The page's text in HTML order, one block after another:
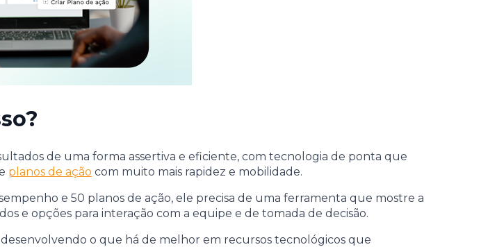
de uma forma assertiva e eficiente, com tecnologia de ponta que
planos de ação com muito mais rapidez e mobilidade.
e 50 planos de ação, ele precisa de uma ferramenta que mostre a
e opções para interação com a equipe e de tomada de decisão.
desenvolvendo o que há de melhor em recursos tecnológicos que